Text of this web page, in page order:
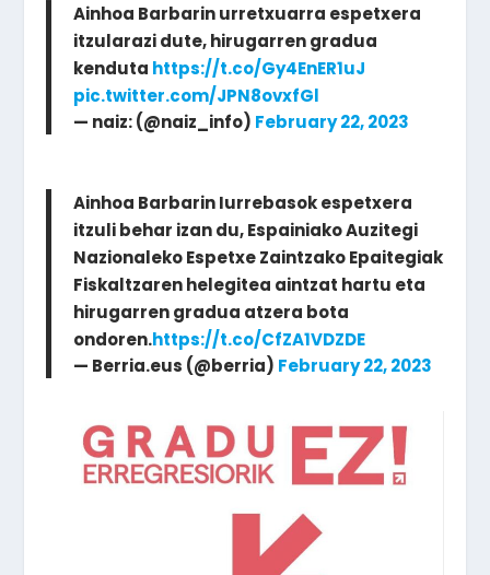
Ainhoa Barbarin urretxuarra espetxera
itzularazi dute, hirugarren gradua
kenduta https://t.co/Gy4EnER1uJ
pic.twitter.com/JPN8ovxfGl
— naiz: (@naiz_info) February 22, 2023
Ainhoa Barbarin Iurrebasok espetxera
itzuli behar izan du, Espainiako Auzitegi
Nazionaleko Espetxe Zaintzako Epaitegiak
Fiskaltzaren helegitea aintzat hartu eta
hirugarren gradua atzera bota
ondoren.https://t.co/CfZA1VDZDE
— Berria.eus (@berria) February 22, 2023